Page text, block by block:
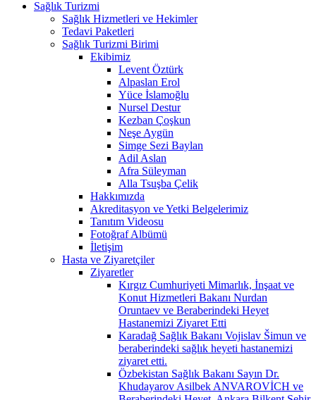
Sağlık Turizmi
Sağlık Hizmetleri ve Hekimler
Tedavi Paketleri
Sağlık Turizmi Birimi
Ekibimiz
Levent Öztürk
Alpaslan Erol
Yüce İslamoğlu
Nursel Destur
Kezban Çoşkun
Neşe Aygün
Simge Sezi Baylan
Adil Aslan
Afra Süleyman
Alla Tsuşba Çelik
Hakkımızda
Akreditasyon ve Yetki Belgelerimiz
Tanıtım Videosu
Fotoğraf Albümü
İletişim
Hasta ve Ziyaretçiler
Ziyaretler
Kırgız Cumhuriyeti Mimarlık, İnşaat ve
Konut Hizmetleri Bakanı Nurdan
Oruntaev ve Beraberindeki Heyet
Hastanemizi Ziyaret Etti
Karadağ Sağlık Bakanı Vojislav Šimun ve
beraberindeki sağlık heyeti hastanemizi
ziyaret etti.
Özbekistan Sağlık Bakanı Sayın Dr.
Khudayarov Asilbek ANVAROVİCH ve